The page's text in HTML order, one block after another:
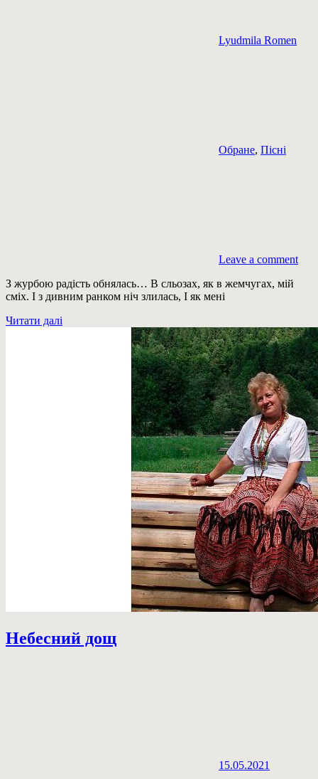
Lyudmila Romen
Обране, Пісні
Leave a comment
З журбою радість обнялась… В сльозах, як в жемчугах, мій
сміх. І з дивним ранком ніч злилась, І як мені
Читати далі
Небесний дощ
15.05.2021